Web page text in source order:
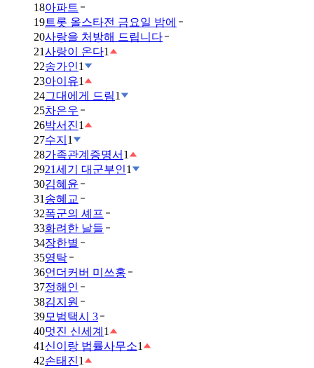
18아파트
19트롯 올스타전 금요일 밤에
20사랑을 처방해 드립니다
21사랑이 온다1
22송가인1
23아이유1
24그대에게 드림1
25차은우
26박서진1
27수지 1
28가족관계증명서 1
2921세기 대군부인1
30김혜윤
31 송혜교
32폭군의 셰프
33화려한 날들
34장한별
35영탁
36언더커버 미쓰홍
37정해인
38김지원
39모범택시 3
40멋진 신세계 1
41 신이랑 법률사무소1
42손태진1